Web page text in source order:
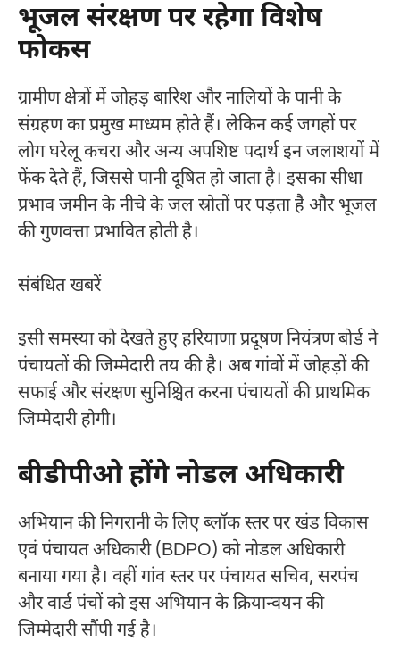
भूजल संरक्षण पर रहेगा विशेष
फोकस
ग्रामीण क्षेत्रों में जोहड़ बारिश और नालियों के पानी के
संग्रहण का प्रमुख माध्यम होते हैं। लेकिन कई जगहों पर
लोग घरेलू कचरा और अन्य अपशिष्ट पदार्थ इन जलाशयों में
फेंक देते हैं, जिससे पानी दूषित हो जाता है। इसका सीधा
प्रभाव जमीन के नीचे के जल स्रोतों पर पड़ता है और भूजल
की गुणवत्ता प्रभावित होती है।
संबंधित खबरें
इसी समस्या को देखते हुए हरियाणा प्रदूषण नियंत्रण बोर्ड ने
पंचायतों की जिम्मेदारी तय की है। अब गांवों में जोहड़ों की
सफाई और संरक्षण सुनिश्चित करना पंचायतों की प्राथमिक
जिम्मेदारी होगी।
बीडीपीओ होंगे नोडल अधिकारी
अभियान की निगरानी के लिए ब्लॉक स्तर पर खंड विकास
एवं पंचायत अधिकारी (BDPO) को नोडल अधिकारी
बनाया गया है। वहीं गांव स्तर पर पंचायत सचिव, सरपंच
और वार्ड पंचों को इस अभियान के क्रियान्वयन की
जिम्मेदारी सौंपी गई है।